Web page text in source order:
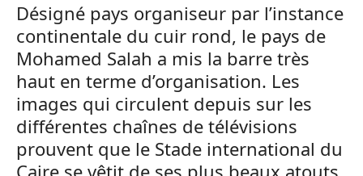
Désigné pays organiseur par l’instance
continentale du cuir rond, le pays de
Mohamed Salah a mis la barre très
haut en terme d’organisation. Les
images qui circulent depuis sur les
différentes chaînes de télévisions
prouvent que le Stade international du
Caire se vêtit de ses plus beaux atouts